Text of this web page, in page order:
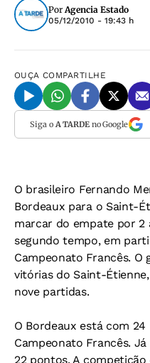
PorAgencia Estado
05/12/2010 - 19:43 h
OUÇA COMPARTILHE
Siga o A TARDEno Google
O brasileiro Fernando
Bordeaux para o Saint-
marcar do empate por 2
segundo tempo, em
Campeonato Francês. O
vitórias do Saint-
nove partidas.
O Bordeaux está com
Campeonato Francês.
22 pontos. A